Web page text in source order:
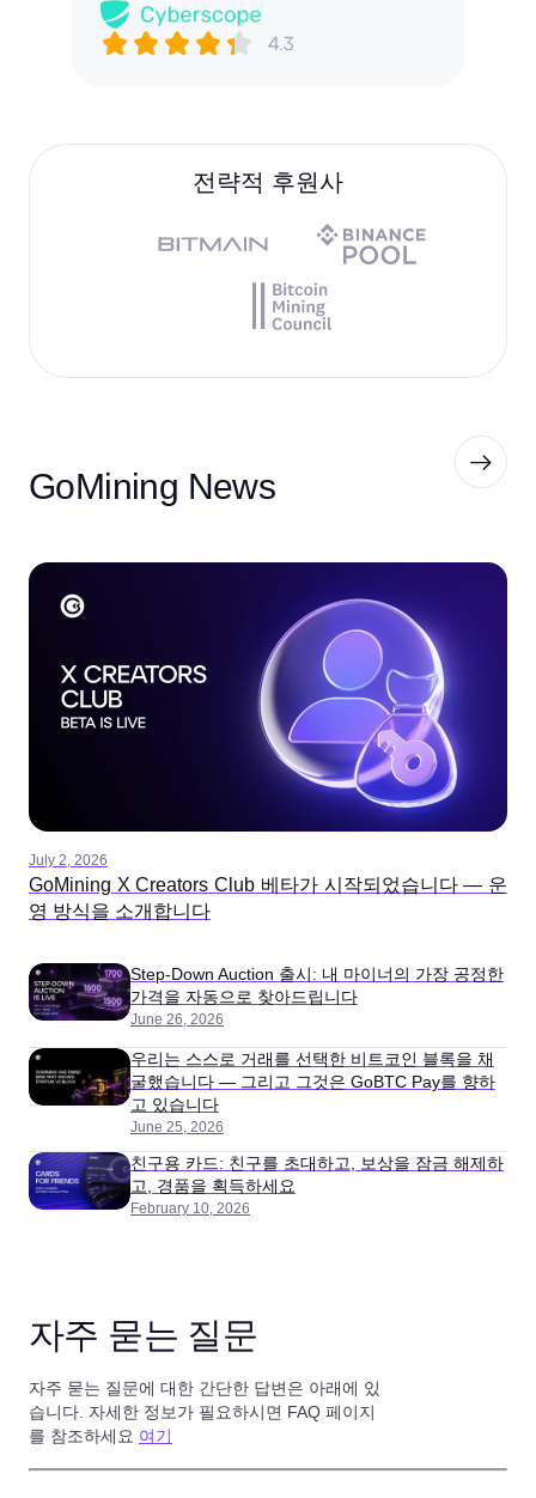
전략적 후원사
GoMining News
July 2, 2026
GoMining X Creators Club 베타가 시작되었습니다 — 운
영 방식을 소개합니다
June 26, 2026
Step-Down Auction 출시: 내 마이너의 가장 공정한
가격을 자동으로 찾아드립니다
June 25, 2026
우리는 스스로 거래를 선택한 비트코인 블록을 채
굴했습니다 — 그리고 그것은 GoBTC Pay를 향하
고 있습니다
February 10, 2026
친구용 카드: 친구를 초대하고, 보상을 잠금 해제하
고, 경품을 획득하세요
자주 묻는 질문
자주 묻는 질문에 대한 간단한 답변은 아래에 있
습니다. 자세한 정보가 필요하시면 FAQ 페이지
를 참조하세요 여기